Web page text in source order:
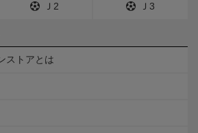
Ｊ2 Ｊ3
ストアとは